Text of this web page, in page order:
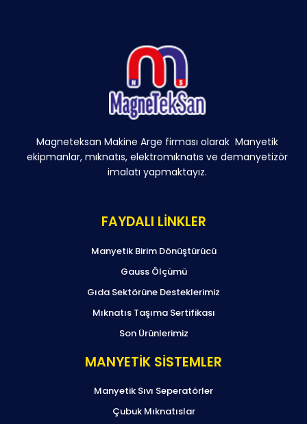
Magneteksan Makine Arge firması olarak Manyetik
ekipmanlar, mıknatıs, elektromıknatıs ve demanyetizör
imalatı yapmaktayız.
FAYDALI LİNKLER
Manyetik Birim Dönüştürücü
Gauss Ölçümü
Gıda Sektörüne Desteklerimiz
Mıknatıs Taşıma Sertifikası
Son Ürünlerimiz
MANYETİK SİSTEMLER
Manyetik Sıvı Seperatörler
Çubuk Mıknatıslar